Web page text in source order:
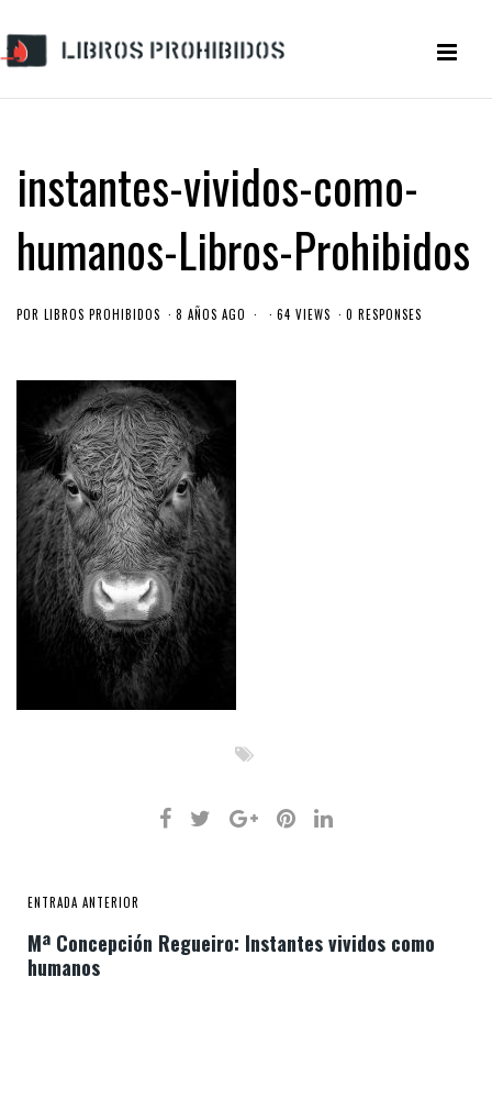
instantes-vividos-como-
humanos-Libros-Prohibidos
POR LIBROS PROHIBIDOS 8 AÑOS AGO 64 VIEWS 0 RESPONSES
ENTRADA ANTERIOR
Mª Concepción Regueiro: Instantes vividos como
humanos